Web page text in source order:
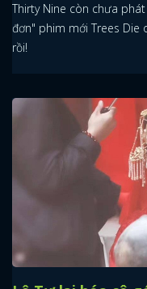
Thirty Nine còn chưa
đơn" phim mới Trees Die
rồi!